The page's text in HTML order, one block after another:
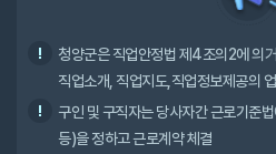
청양군은 직업안정법 제4조의2에 의
직업소개, 직업지도,직업정보제공의
구인 및 구직자는 당사자간 근로기준
등)을 정하고 근로계약 체결